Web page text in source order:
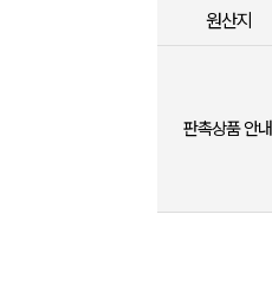
원산지
판촉상품 안내